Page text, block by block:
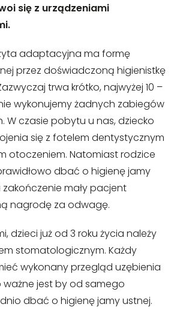
się z urządzeniami
adaptacyjna ma formę
przez doświadczoną higienistkę
trwa krótko, najwyżej 10 –
wykonujemy żadnych zabiegów
W czasie pobytu u nas, dziecko
się z fotelem dentystycznym
otoczeniem. Natomiast rodzice
dbać o higienę jamy
mały pacjent
nagrodę za odwagę.
dzieci już od 3 roku życia należy
stomatologicznym. Każdy
wykonany przegląd uzębienia
ważne jest by od samego
dbać o higienę jamy ustnej.